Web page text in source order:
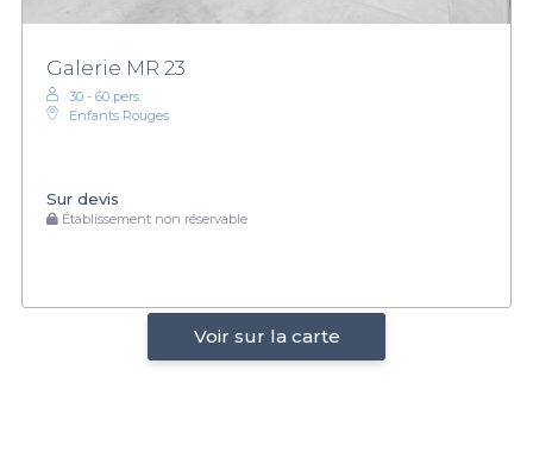
Galerie MR 23
30 - 60 pers.
Enfants Rouges
Sur devis
Établissement non réservable
Voir sur la carte